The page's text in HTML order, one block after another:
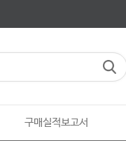
구매실적보고서